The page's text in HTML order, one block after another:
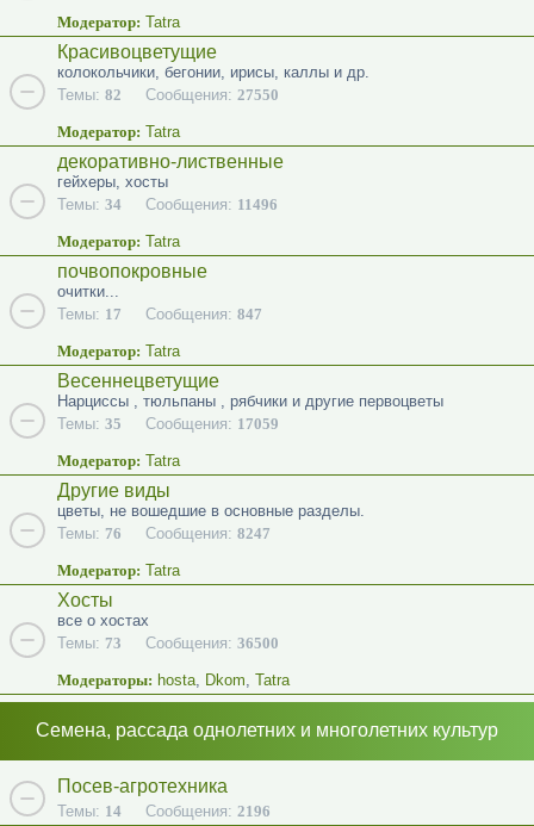
Модератор: Tatra
Красивоцветущие
колокольчики, бегонии, ирисы, каллы и др.
Темы: 82 Сообщения: 27550
Модератор: Tatra
декоративно-лиственные
гейхеры, хосты
Темы: 34 Сообщения: 11496
Модератор: Tatra
почвопокровные
очитки...
Темы: 17 Сообщения: 847
Модератор: Tatra
Весеннецветущие
Нарциссы , тюльпаны , рябчики и другие первоцветы
Темы: 35 Сообщения: 17059
Модератор: Tatra
Другие виды
цветы, не вошедшие в основные разделы.
Темы: 76 Сообщения: 8247
Модератор: Tatra
Хосты
все о хостах
Темы: 73 Сообщения: 36500
Модераторы: hosta, Dkom, Tatra
Семена, рассада однолетних и многолетних культур
Посев-агротехника
Темы: 14 Сообщения: 2196